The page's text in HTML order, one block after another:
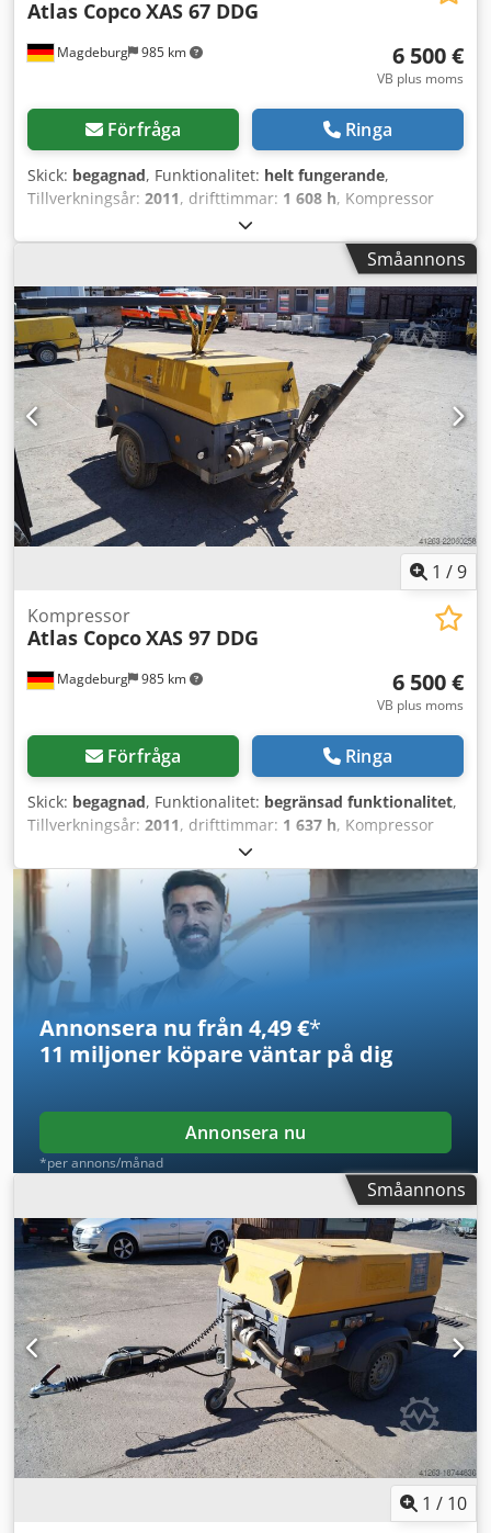
Magdeburg 985 km
Atlas CopcoXAS 67 DDG
6 500 €
VB plus moms
Förfråga Ringa
Skick: begagnad, Funktionalitet: helt fungerande,
Tillverkningsår: 2011, drifttimmar: 1 608 h, Kompressor
Atlas Copco XAS 67 DDG, tillverkningsår 2011, 1608
drifttimmar, volymflöde 3,5 m³, nödström 12,5 kVA,
anslutningar: 1 x 230 Volt, 2 x 400 Volt, serienr.
YA3062565B0165591, godkännande finns. Dcjdpfx Alezbiivo
Rsk
Småannons
1 /9
Magdeburg 985 km
Kompressor
Atlas CopcoXAS 97 DDG
6 500 €
VB plus moms
Förfråga Ringa
Skick: begagnad, Funktionalitet: begränsad funktionalitet,
Tillverkningsår: 2011, drifttimmar: 1 637 h, Kompressor
Atlas Copco XAS 97 DDG, tillverkningsår 2011, 1637
driftstimmar, volymflöde 5,3 m³, nödström 12,5 kVA,
anslutningar: 1 x 230 volt, 2 x 400 volt, serienummer
YA3062560C0262053, ABE-certifikat och godkännande
finns, 1 torsionsaxel böjd, kilremskåpa saknas, fläktgaller
saknas. Dcsdpszbiicefx Al Rek
Annonsera nu från 4,49 €*
11 miljoner köpare väntar på dig
Annonsera nu
*per annons/månad
Småannons
1 / 10